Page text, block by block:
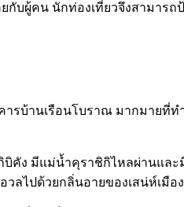
กับผู้คน นักท่องเที่ยวจึงสามาร
ารบ้านเรือนโบราณ มากมาย
คัง มีแม่น้ำคุราชิกิไหลผ่านแ
วลไปด้วยกลิ่นอายของเสน่ห์เมื